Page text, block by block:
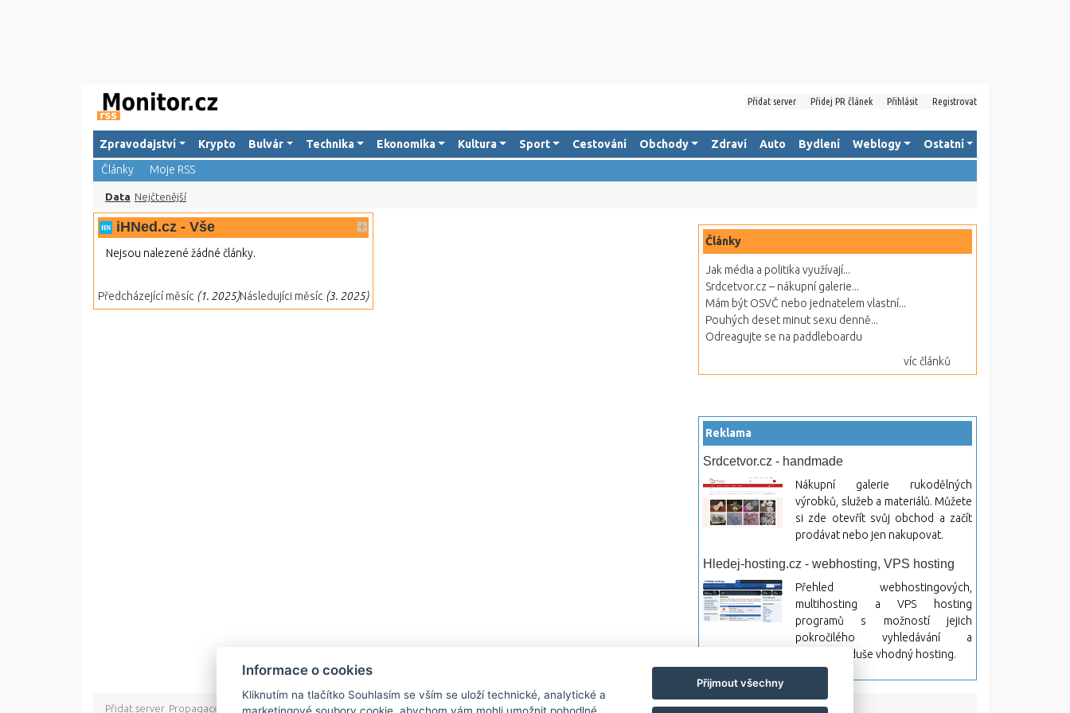
Přidat server Přidej PR článek Přihlásit Registrovat
Zpravodajství Krypto Bulvár Technika Ekonomika Kultura Sport Cestování Obchody Zdraví Auto Bydlení Weblogy
Ostatní
Články
Moje RSS
Data Nejčtenější
iHNed.cz - Vše
Nejsou nalezené žádné články.
Předcházející měsíc (1. 2025)Následujíci měsíc (3. 2025)
Články
Jak média a politika využívají...
Srdcetvor.cz – nákupní galerie...
Mám být OSVČ nebo jednatelem vlastní...
Pouhých deset minut sexu denně...
Odreagujte se na paddleboardu
víc článků
Reklama
Srdcetvor.cz - handmade
Nákupní galerie rukodělných
výrobků, služeb a materiálů. Můžete
si zde otevřít svůj obchod a začít
prodávat nebo jen nakupovat.
Hledej-hosting.cz - webhosting, VPS hosting
Přehled webhostingových,
multihosting a VPS hosting
programů s možností jejich
pokročilého vyhledávání a
porovnávání. Najděte si jednoduše vhodný hosting.
Přidat server Propagace Co je RSS o rssMonitor.cz Partneři Reklama Podmínky používání Ochrana osobních údajů Kontakt
Informace o cookies
Kliknutím na tlačítko Souhlasím se vším se uloží technické, analytické a
Přijmout všechny